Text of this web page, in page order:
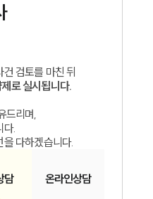
검토를 마친 뒤
로 실시됩니다.
드리며,
다.
다하겠습니다.
담 온라인상담